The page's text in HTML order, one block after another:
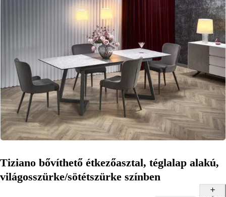
Tiziano bővíthető étkezőasztal, téglalap alakú,
világosszürke/sötétszürke színben